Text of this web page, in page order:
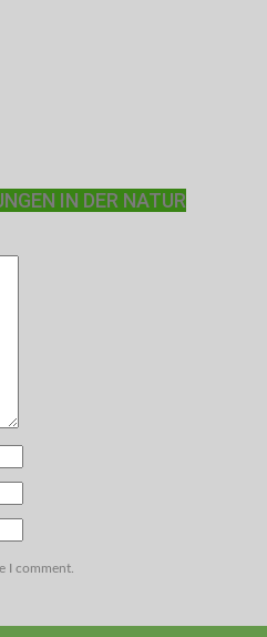
IN DER NATUR
I comment.